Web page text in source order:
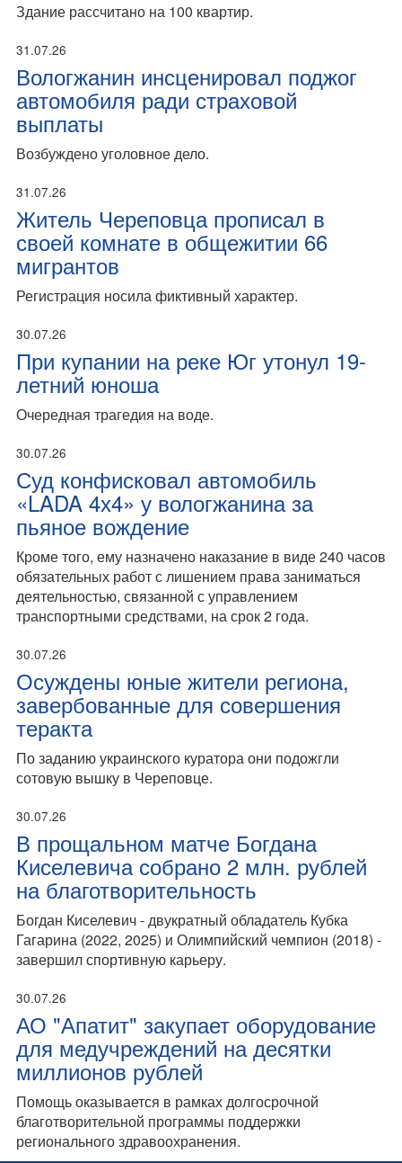
Здание рассчитано на 100 квартир.
31.07.26
Вологжанин инсценировал поджог
автомобиля ради страховой
выплаты
Возбуждено уголовное дело.
31.07.26
Житель Череповца прописал в
своей комнате в общежитии 66
мигрантов
Регистрация носила фиктивный характер.
30.07.26
При купании на реке Юг утонул 19-
летний юноша
Очередная трагедия на воде.
30.07.26
Суд конфисковал автомобиль
«LADA 4х4» у вологжанина за
пьяное вождение
Кроме того, ему назначено наказание в виде 240 часов
обязательных работ с лишением права заниматься
деятельностью, связанной с управлением
транспортными средствами, на срок 2 года.
30.07.26
Осуждены юные жители региона,
завербованные для совершения
теракта
По заданию украинского куратора они подожгли
сотовую вышку в Череповце.
30.07.26
В прощальном матче Богдана
Киселевича собрано 2 млн. рублей
на благотворительность
Богдан Киселевич - двукратный обладатель Кубка
Гагарина (2022, 2025) и Олимпийский чемпион (2018) -
завершил спортивную карьеру.
30.07.26
АО "Апатит" закупает оборудование
для медучреждений на десятки
миллионов рублей
Помощь оказывается в рамках долгосрочной
благотворительной программы поддержки
регионального здравоохранения.